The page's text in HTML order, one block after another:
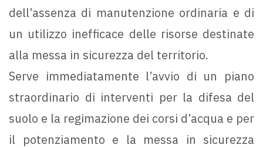
dell’assenza di manutenzione ordinaria e di
un utilizzo inefficace delle risorse destinate
alla messa in sicurezza del territorio.
Serve immediatamente l’avvio di un piano
straordinario di interventi per la difesa del
suolo e la regimazione dei corsi d’acqua e per
il potenziamento e la messa in sicurezza